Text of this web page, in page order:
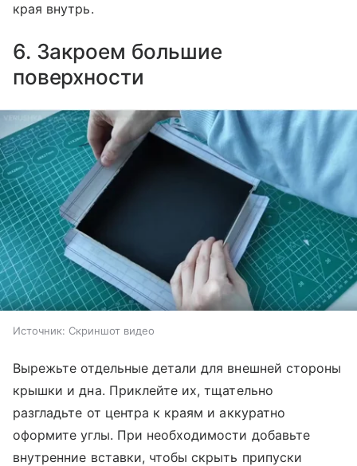
края внутрь.
6. Закроем большие
поверхности
Источник: Скриншот видео
Вырежьте отдельные детали для внешней стороны
крышки и дна. Приклейте их, тщательно
разгладьте от центра к краям и аккуратно
оформите углы. При необходимости добавьте
внутренние вставки, чтобы скрыть припуски